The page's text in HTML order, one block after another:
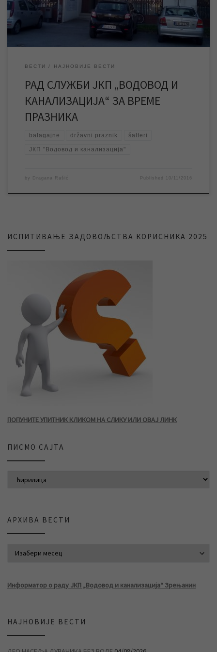
диспечерска служба на броју телефона 023/534-097 као и […]
ВЕСТИ НАЈНОВИЈЕ ВЕСТИ
РАД СЛУЖБИ ЈКП „ВОДОВОД И
КАНАЛИЗАЦИЈА“ ЗА ВРЕМЕ
ПРАЗНИКА
balagajne državni praznik šalteri
ЈКП "Водовод и канализација"
by Dragana Rašić Published 10/11/2016
ИСПИТИВАЊЕ ЗАДОВОЉСТВА КОРИСНИКА 2025
ПОПУНИТЕ УПИТНИК КЛИКОМ НА СЛИКУ ИЛИ ОВАЈ ЛИНК
ПИСМО САЈТА
АРХИВА ВЕСТИ
Информатор о раду ЈКП „Водовод и канализација“ Зрењанин
НАЈНОВИЈЕ ВЕСТИ